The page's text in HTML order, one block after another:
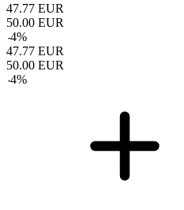
47.77 EUR
50.00 EUR
-4%
47.77 EUR
50.00 EUR
-4%